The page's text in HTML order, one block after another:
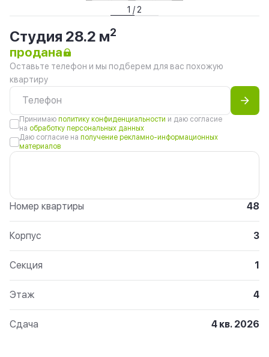
1 / 2
Студия 28.2 м2
продана
Оставьте телефон и мы подберем для вас похожую
квартиру
Принимаю политику конфиденциальности и даю согласие
на обработку персональных данных
Даю согласие на получение рекламно-информационных
материалов
Номер квартиры 48
Корпус 3
Секция 1
Этаж 4
Сдача 4 кв. 2026